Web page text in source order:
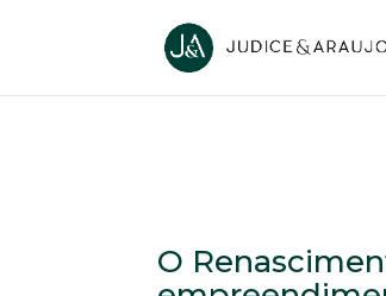
O